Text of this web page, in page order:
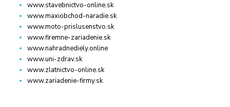
www.stavebnictvo-online.sk
www.maxiobchod-naradie.sk
www.moto-prislusenstvo.sk
www.firemne-zariadenie.sk
www.nahradnediely.online
www.uni-zdrav.sk
www.zlatnictvo-online.sk
www.zariadenie-firmy.sk